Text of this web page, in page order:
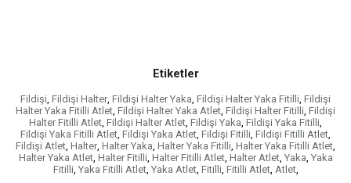
Etiketler
Fildişi, Fildişi Halter, Fildişi Halter Yaka, Fildişi Halter Yaka Fitilli, Fildişi
Halter Yaka Fitilli Atlet, Fildişi Halter Yaka Atlet, Fildişi Halter Fitilli, Fildişi
Halter Fitilli Atlet, Fildişi Halter Atlet, Fildişi Yaka, Fildişi Yaka Fitilli,
Fildişi Yaka Fitilli Atlet, Fildişi Yaka Atlet, Fildişi Fitilli, Fildişi Fitilli Atlet,
Fildişi Atlet, Halter, Halter Yaka, Halter Yaka Fitilli, Halter Yaka Fitilli Atlet,
Halter Yaka Atlet, Halter Fitilli, Halter Fitilli Atlet, Halter Atlet, Yaka, Yaka
Fitilli, Yaka Fitilli Atlet, Yaka Atlet, Fitilli, Fitilli Atlet, Atlet,